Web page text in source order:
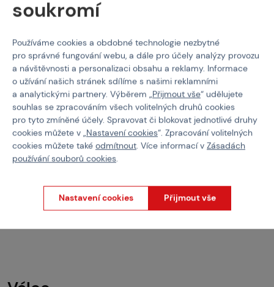
SHS
Válec nerezový plný
Kód: 217842
360 Kč
SPECNA ARMS
Ocelový válec plný
Kód: 218703
220 Kč
soukromí
Používáme cookies a obdobné technologie nezbytné
pro správné fungování webu, a dále pro účely analýzy provozu
a návštěvnosti a personalizaci obsahu a reklamy. Informace
o užívání našich stránek sdílíme s našimi reklamními
a analytickými partnery. Výběrem „Přijmout vše“ udělujete
souhlas se zpracováním všech volitelných druhů cookies
pro tyto zmíněné účely. Spravovat či blokovat jednotlivé druhy
cookies můžete v „Nastavení cookies“. Zpracování volitelných
cookies můžete také odmítnout. Více informací v Zásadách
používání souborů cookies.
Nastavení cookies Přijmout vše